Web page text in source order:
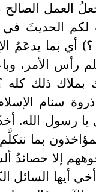
العمل الصالح
الحديثَ في
أي بما يدعَمُ
الأمر،
بملاك ذلك
سنام
رسول الله.
بما
إلا حصائدُ
أيها السائل